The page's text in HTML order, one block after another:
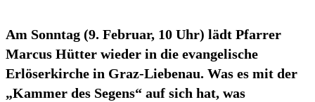
Am Sonntag (9. Februar, 10 Uhr) lädt Pfarrer
Marcus Hütter wieder in die evangelische
Erlöserkirche in Graz-Liebenau. Was es mit der
„Kammer des Segens“ auf sich hat, was